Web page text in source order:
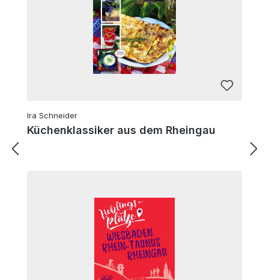
Ira Schneider
Küchenklassiker aus dem Rheingau